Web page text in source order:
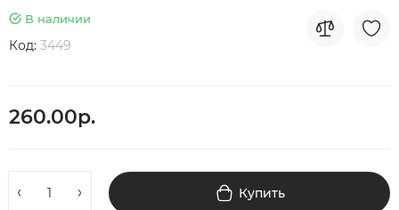
В наличии
Код: 3449
260.00р.
Купить